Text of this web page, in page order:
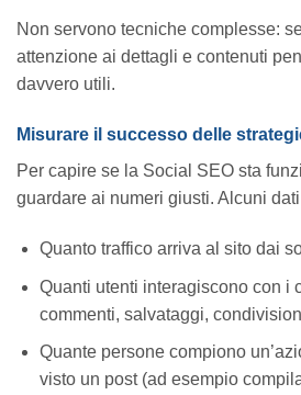
Non servono tecniche complesse:
attenzione ai dettagli e contenuti
davvero utili.
Misurare il successo delle
Per capire se la Social SEO sta
guardare ai numeri giusti. Alcuni
Quanto traffico arriva al sito dai
Quanti utenti interagiscono con i
commenti, salvataggi,
Quante persone compiono
visto un post (ad esempio